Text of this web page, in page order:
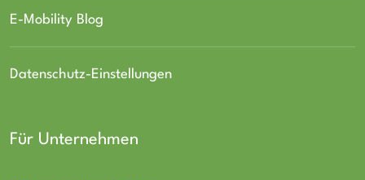
E-Mobility Blog
Datenschutz-Einstellungen
Für Unternehmen